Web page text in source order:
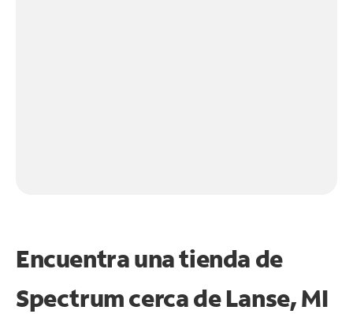
Encuentra una tienda de
Spectrumcerca de Lanse, MI